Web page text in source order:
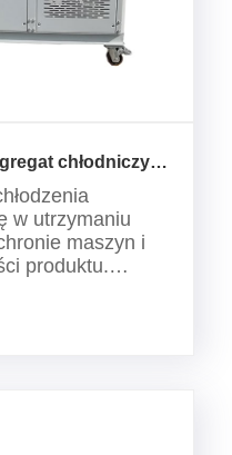
chłodniczy
KM jest
produkcji?
w utrzymaniu
maszyn i
produktu.
chłodzony
się preferowanym